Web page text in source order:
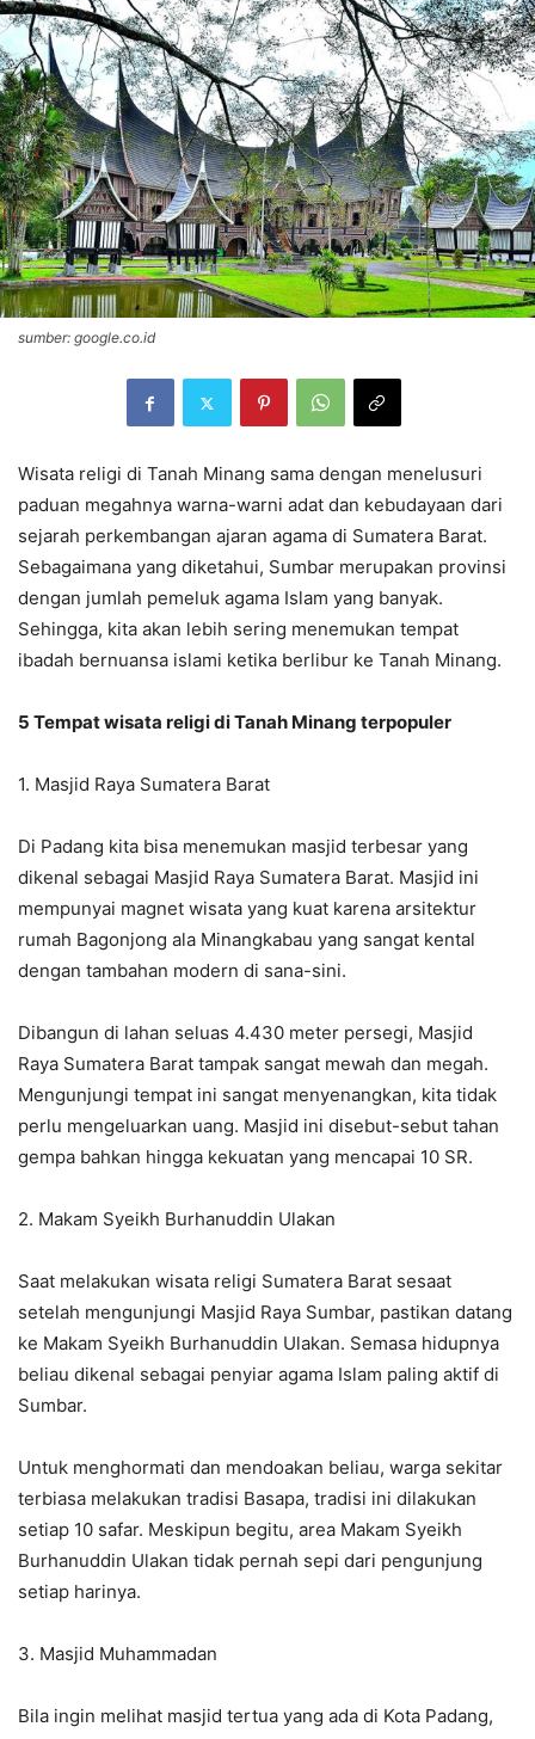
sumber: google.co.id
Wisata religi di Tanah Minang sama dengan menelusuri
paduan megahnya warna-warni adat dan kebudayaan dari
sejarah perkembangan ajaran agama di Sumatera Barat.
Sebagaimana yang diketahui, Sumbar merupakan provinsi
dengan jumlah pemeluk agama Islam yang banyak.
Sehingga, kita akan lebih sering menemukan tempat
ibadah bernuansa islami ketika berlibur ke Tanah Minang.
5 Tempat wisata religi di Tanah Minang terpopuler
1. Masjid Raya Sumatera Barat
Di Padang kita bisa menemukan masjid terbesar yang
dikenal sebagai Masjid Raya Sumatera Barat. Masjid ini
mempunyai magnet wisata yang kuat karena arsitektur
rumah Bagonjong ala Minangkabau yang sangat kental
dengan tambahan modern di sana-sini.
Dibangun di lahan seluas 4.430 meter persegi, Masjid
Raya Sumatera Barat tampak sangat mewah dan megah.
Mengunjungi tempat ini sangat menyenangkan, kita tidak
perlu mengeluarkan uang. Masjid ini disebut-sebut tahan
gempa bahkan hingga kekuatan yang mencapai 10 SR.
2. Makam Syeikh Burhanuddin Ulakan
Saat melakukan wisata religi Sumatera Barat sesaat
setelah mengunjungi Masjid Raya Sumbar, pastikan datang
ke Makam Syeikh Burhanuddin Ulakan. Semasa hidupnya
beliau dikenal sebagai penyiar agama Islam paling aktif di
Sumbar.
Untuk menghormati dan mendoakan beliau, warga sekitar
terbiasa melakukan tradisi Basapa, tradisi ini dilakukan
setiap 10 safar. Meskipun begitu, area Makam Syeikh
Burhanuddin Ulakan tidak pernah sepi dari pengunjung
setiap harinya.
3. Masjid Muhammadan
Bila ingin melihat masjid tertua yang ada di Kota Padang,